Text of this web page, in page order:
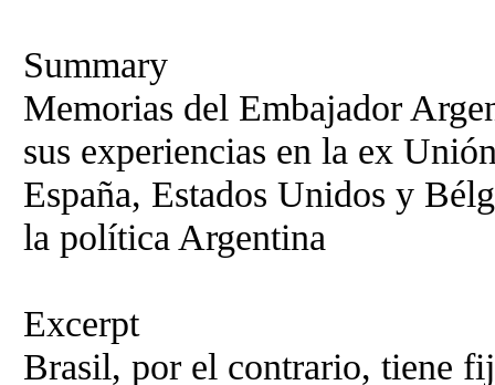
Summary
Memorias del Embajador
sus experiencias en la ex
España, Estados Unidos y
la política Argentina
Excerpt
Brasil, por el contrario, tiene